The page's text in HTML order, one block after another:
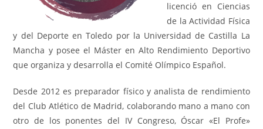
licenció en Ciencias
de la Actividad Física
y del Deporte en Toledo por la Universidad de Castilla La
Mancha y posee el Máster en Alto Rendimiento Deportivo
que organiza y desarrolla el Comité Olímpico Español.
Desde 2012 es preparador físico y analista de rendimiento
del Club Atlético de Madrid, colaborando mano a mano con
otro de los ponentes del IV Congreso, Óscar «El Profe»